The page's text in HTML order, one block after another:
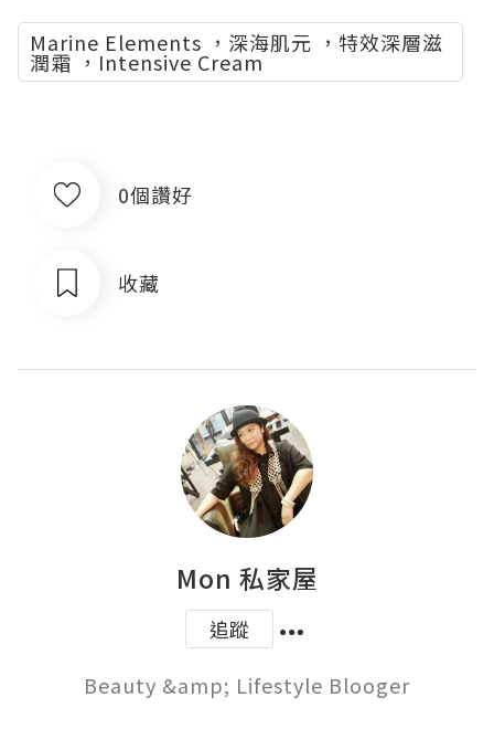
Marine Elements ，深海肌元 ，特效深層滋
潤霜 ，Intensive Cream
0個讚好
收藏
Mon 私家屋
追蹤
Beauty &amp; Lifestyle Blooger